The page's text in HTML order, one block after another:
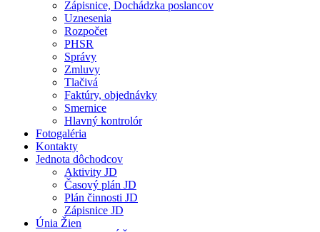
Zápisnice, Dochádzka poslancov
Uznesenia
Rozpočet
PHSR
Správy
Zmluvy
Tlačivá
Faktúry, objednávky
Smernice
Hlavný kontrolór
Fotogaléria
Kontakty
Jednota dôchodcov
Aktivity JD
Časový plán JD
Plán činnosti JD
Zápisnice JD
Únia Žien